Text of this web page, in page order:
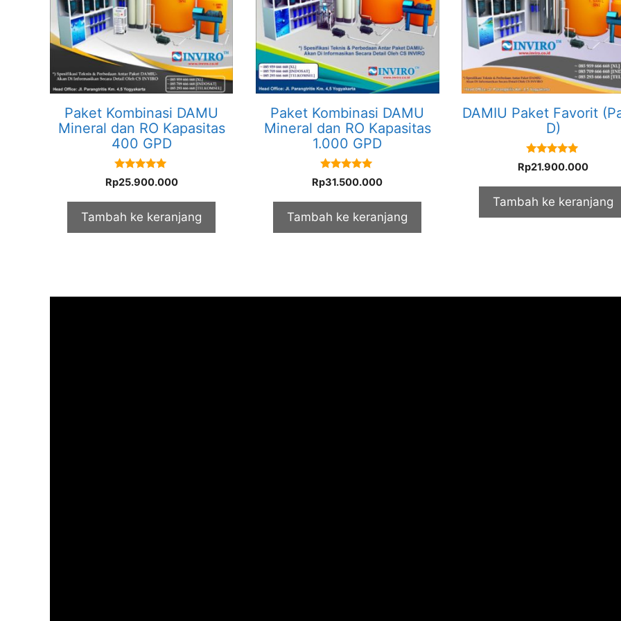
Paket Kombinasi DAMU
Mineral dan RO Kapasitas
400 GPD
5.00
out of 5
Rp25.900.000
Tambah ke keranjang
Paket Kombinasi DAMU
Mineral dan RO Kapasitas
1.000 GPD
5.00
out of 5
Rp31.500.000
Tambah ke keranjang
DAMIU Paket Favorit
D)
5.00
out of 5
Rp21.900.000
Tambah ke keranjang